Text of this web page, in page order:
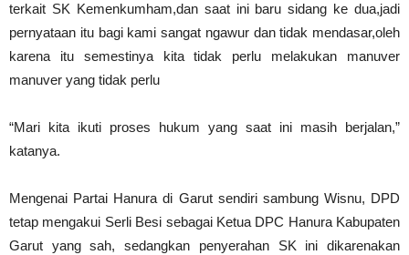
terkait SK Kemenkumham,dan saat ini baru sidang ke dua,jadi
pernyataan itu bagi kami sangat ngawur dan tidak mendasar,oleh
karena itu semestinya kita tidak perlu melakukan manuver
manuver yang tidak perlu
“Mari kita ikuti proses hukum yang saat ini masih berjalan,”
katanya.
Mengenai Partai Hanura di Garut sendiri sambung Wisnu, DPD
tetap mengakui Serli Besi sebagai Ketua DPC Hanura Kabupaten
Garut yang sah, sedangkan penyerahan SK ini dikarenakan